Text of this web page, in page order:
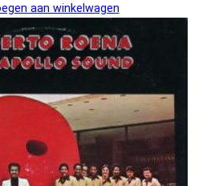
aan winkelwagen